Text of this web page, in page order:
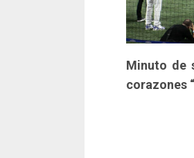
Minuto de
corazones